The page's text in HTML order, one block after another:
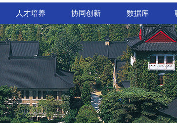
人才培养 协同创新 数据库